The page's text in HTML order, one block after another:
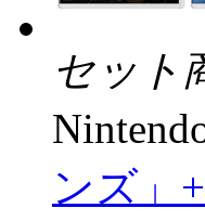
セット
ンズ」